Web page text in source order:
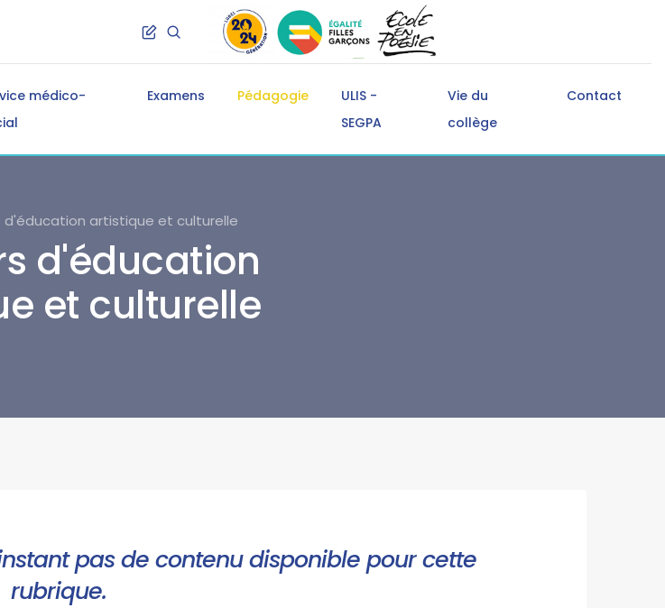
médico-
Examens Pédagogie
ULIS -
SEGPA
Vie du
collège
Contact
d'éducation artistique et culturelle
d'éducation
et culturelle
pas de contenu disponible pour cette
rubrique.